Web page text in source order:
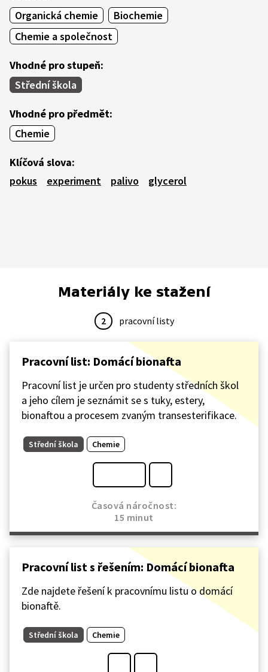
Organická chemie
Biochemie
Chemie a společnost
Vhodné pro stupeň:
Střední škola
Vhodné pro předmět:
Chemie
Klíčová slova:
pokus
experiment palivo glycerol
Materiály ke stažení
2 pracovní listy
Pracovní list: Domácí bionafta
Pracovní list je určen pro studenty středních škol
a jeho cílem je seznámit se s tuky, estery,
bionaftou a procesem zvaným transesterifikace.
Střední škola Chemie
Časová náročnost:
15 minut
Pracovní list s řešením: Domácí bionafta
Zde najdete řešení k pracovnímu listu o domácí
bionaftě.
Střední škola Chemie